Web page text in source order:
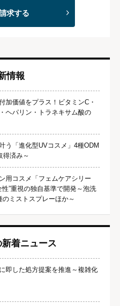
求する
情報
加価値をプラス！ビタミンC・
ヘパリン・トラネキサム酸の
う「進化型UVコスメ」4種ODM
得済み～
用コスメ「フェムケアシリー
”重視の独自基準で開発～泡洗
ミストスプレーほか～
着ニュース
即した処方提案を推進～複雑化